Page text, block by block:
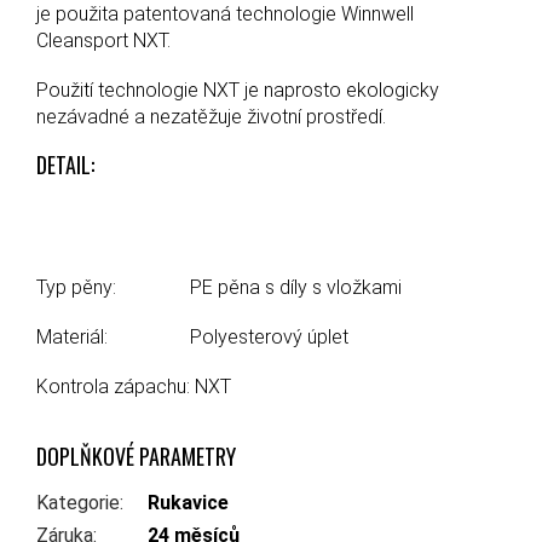
je použita patentovaná technologie Winnwell
Cleansport NXT.
Použití technologie NXT je naprosto ekologicky
nezávadné a nezatěžuje životní prostředí.
DETAIL:
Typ pěny: PE pěna s díly s vložkami
Materiál: Polyesterový úplet
Kontrola zápachu: NXT
DOPLŇKOVÉ PARAMETRY
Kategorie:
Rukavice
Záruka: 24 měsíců